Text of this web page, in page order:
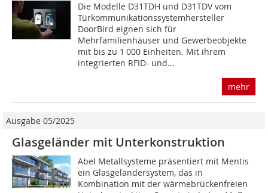
Die Modelle D31TDH und D31TDV vom
Türkommunikationssystemhersteller
DoorBird eignen sich für
Mehrfamilienhäuser und Gewerbeobjekte
mit bis zu 1 000 Einheiten. Mit ihrem
integrierten RFID- und...
mehr
Ausgabe 05/2025
Glasgeländer mit Unterkonstruktion
Abel Metallsysteme präsentiert mit Mentis
ein Glasgeländersystem, das in
Kombination mit der wärmebrückenfreien